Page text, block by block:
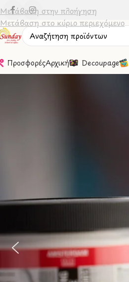
Μετάβαση στην πλοήγηση
Μετάβαση στο κύριο περιεχόμενο
ΠροσφορέςΑρχική Decoupage